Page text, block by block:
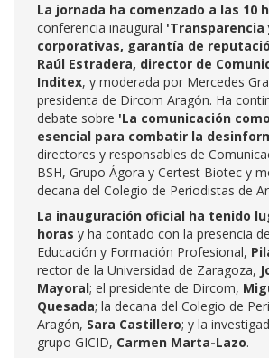
La jornada ha comenzado a las 10
conferencia inaugural 'Transparencia
corporativas, garantía de
Raúl Estradera, director de
Inditex, y moderada por Mercedes
presidenta de Dircom Aragón. Ha
debate sobre 'La comunicación
esencial para combatir la
directores y responsables de
BSH, Grupo Ágora y Certest Biotec y
decana del Colegio de Periodistas de
La inauguración oficial ha tenido
horas y ha contado con la presencia
Educación y Formación Profesional,
rector de la Universidad de Zaragoza,
Mayoral; el presidente de Dircom,
Quesada; la decana del Colegio de
Aragón, Sara Castillero; y la
grupo GICID, Carmen Marta-Lazo.